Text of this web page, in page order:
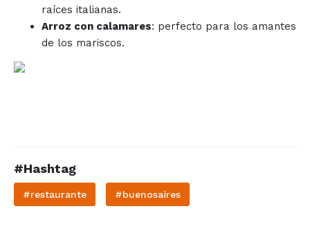
raíces italianas.
Arroz con calamares: perfecto para los amantes
de los mariscos.
#Hashtag
#restaurante #buenosaires